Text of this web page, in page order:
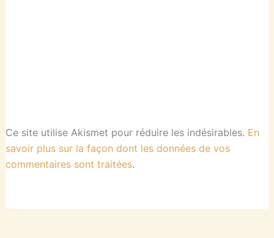
Ce site utilise Akismet pour réduire les indésirables. En
savoir plus sur la façon dont les données de vos
commentaires sont traitées.